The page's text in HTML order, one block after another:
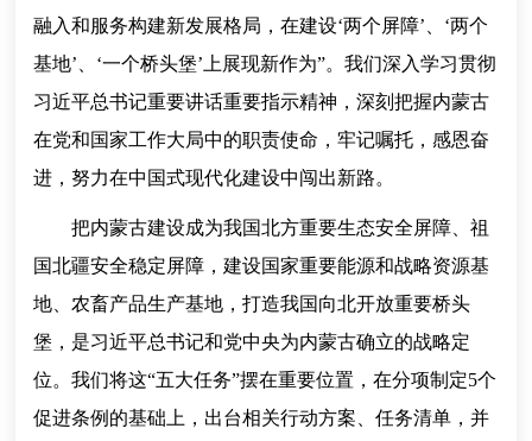
融入和服务构建新发展格局，在建设‘两个屏障’、‘两个
基地’、‘一个桥头堡’上展现新作为”。我们深入学习贯彻
习近平总书记重要讲话重要指示精神，深刻把握内蒙古
在党和国家工作大局中的职责使命，牢记嘱托，感恩奋
进，努力在中国式现代化建设中闯出新路。
把内蒙古建设成为我国北方重要生态安全屏障、祖
国北疆安全稳定屏障，建设国家重要能源和战略资源基
地、农畜产品生产基地，打造我国向北开放重要桥头
堡，是习近平总书记和党中央为内蒙古确立的战略定
位。我们将这“五大任务”摆在重要位置，在分项制定5个
促进条例的基础上，出台相关行动方案、任务清单，并